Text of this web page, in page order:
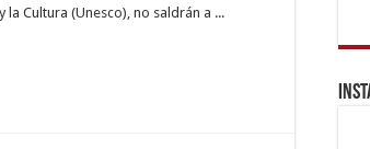
la Cultura (Unesco), no saldrán a ...